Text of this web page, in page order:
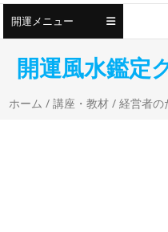
ッ
開運メニュー
開運風水鑑定
ホーム /講座・教材 / 経営者のための九星